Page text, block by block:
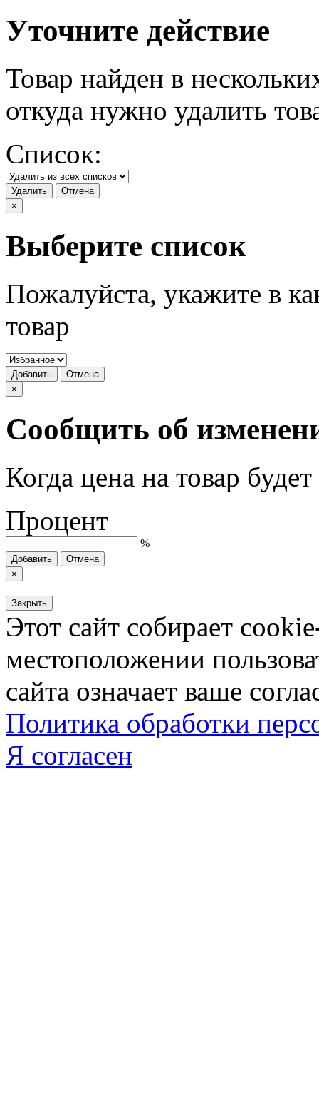
Уточните действие
Товар найден в
откуда нужно удалить
Список:
Удалить
Отмена
×
Выберите список
Пожалуйста, укажите в
товар
Добавить
Отмена
×
Сообщить об
Когда цена на товар
Процент
%
Добавить
Отмена
×
Закрыть
Этот сайт собирает
местоположении
сайта означает ваше
Политика обработки
Я согласен